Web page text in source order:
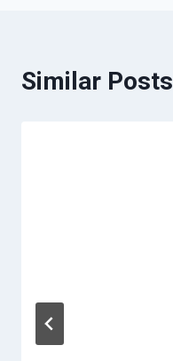
Similar Posts